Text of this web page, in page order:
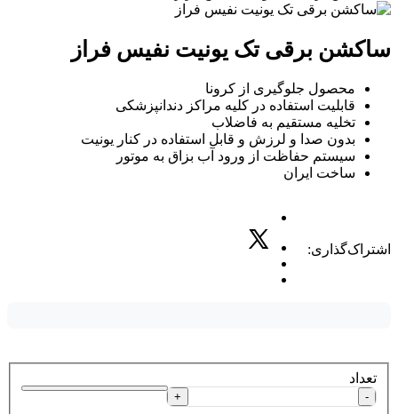
ساکشن برقی تک یونیت نفیس فراز
محصول جلوگیری از کرونا
قابلیت استفاده در کلیه مراکز دندانپزشکی
تخلیه مستقیم به فاضلاب
بدون صدا و لرزش و قابل استفاده در کنار یونیت
سیستم حفاظت از ورود آب بزاق به موتور
ساخت ایران
اشتراک‌گذاری:
تعداد
-
+